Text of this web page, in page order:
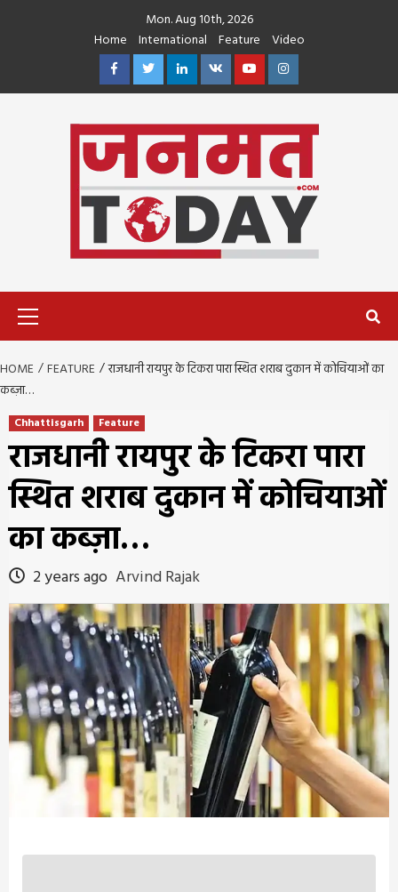
Mon. Aug 10th, 2026
Home
International Feature
Video
FacebookTwitterLinkedin
VK YoutubeInstagram
HOME FEATURE
राजधानी रायपुर के टिकरा पारा स्थित शराब दुकान में कोचियाओं का
कब्ज़ा…
Chhattisgarh Feature
राजधानी रायपुर के टिकरा पारा
स्थित शराब दुकान में कोचियाओं
का कब्ज़ा…
2 years ago Arvind Rajak